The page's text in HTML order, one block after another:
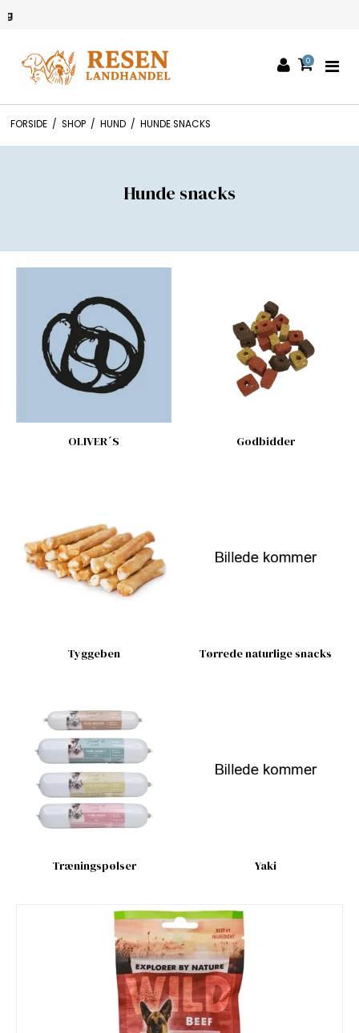
0
FORSIDE / SHOP / HUND / HUNDE SNACKS
Hunde snacks
OLIVER´S Godbidder
Tyggeben Tørrede naturlige snacks
Træningspølser Yaki